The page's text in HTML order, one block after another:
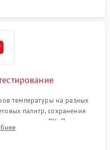
температуры на разных
палитр, сохранения
данных на ПК. Проверка
контроль качества.